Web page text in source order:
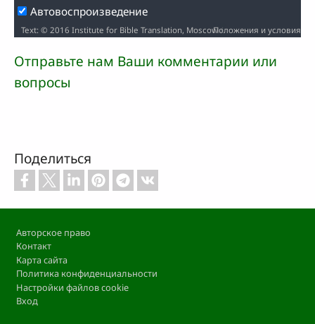
Автовоспроизведение
Text: © 2016 Institute for Bible Translation, Moscow / Audio: ℗ 2019 Hosanna / Video: Courtesy of LUMO Project Films
Положения и условия
Отправьте нам Ваши комментарии или
вопросы
Поделиться
Авторское право
Контакт
Карта сайта
Политика конфиденциальности
Настройки файлов cookie
Вход